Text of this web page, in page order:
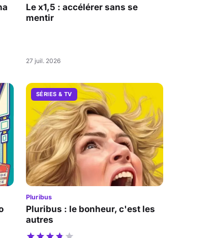
Le x1,5 : accélérer sans se
mentir
27 juil. 2026
SÉRIES & TV
Pluribus
Pluribus : le bonheur, c'est les
autres